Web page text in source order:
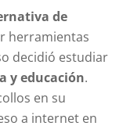
de
herramientas
decidió estudiar
y educación.
en su
a internet en